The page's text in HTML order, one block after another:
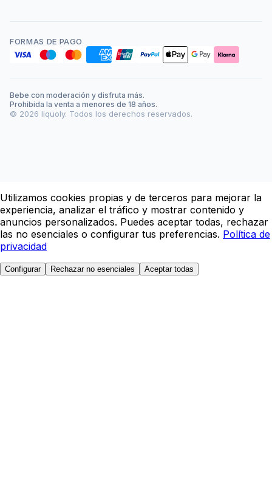
FORMAS DE PAGO
Bebe con moderación y disfruta más.
Prohibida la venta a menores de 18 años.
© 2026 liquoly. Todos los derechos reservados.
Utilizamos cookies propias y de terceros para mejorar la
experiencia, analizar el tráfico y mostrar contenido y
anuncios personalizados. Puedes aceptar todas, rechazar
las no esenciales o configurar tus preferencias. Política de
privacidad
Configurar Rechazar no esenciales Aceptar todas